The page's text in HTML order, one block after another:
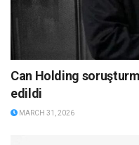
Can Holding
edildi
MARCH 31, 2026